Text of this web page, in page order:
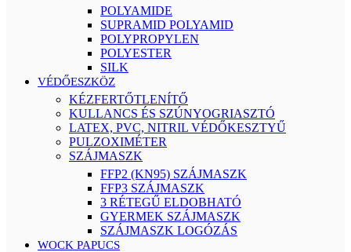
POLYAMIDE
SUPRAMID POLYAMID
POLYPROPYLEN
POLYESTER
SILK
VÉDŐESZKÖZ
KÉZFERTŐTLENÍTŐ
KULLANCS ÉS SZÚNYOGRIASZTÓ
LATEX, PVC, NITRIL VÉDŐKESZTYŰ
PULZOXIMÉTER
SZÁJMASZK
FFP2 (KN95) SZÁJMASZK
FFP3 SZÁJMASZK
3 RÉTEGŰ ELDOBHATÓ
GYERMEK SZÁJMASZK
SZÁJMASZK LOGÓZÁS
WOCK PAPUCS